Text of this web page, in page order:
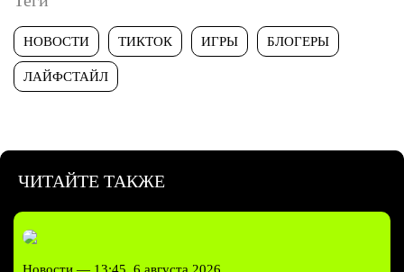
НОВОСТИ ТИКТОК ИГРЫ БЛОГЕРЫ
ЛАЙФСТАЙЛ
ЧИТАЙТЕ ТАКЖЕ